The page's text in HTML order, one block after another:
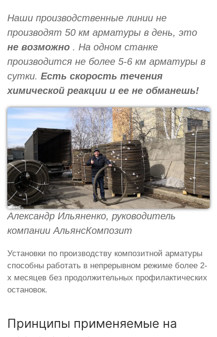
Наши производственные линии не
производят 50 км арматуры в день, это
не возможно . На одном станке
производится не более 5-6 км арматуры в
сутки. Есть скорость течения
химической реакции и ее не обманешь!
Александр Ильяненко, руководитель
компании АльянсКомпозит
Установки по производству композитной арматуры
способны работать в непрерывном режиме более 2-
х месяцев без продолжительных профилактических
остановок.
Принципы применяемые на